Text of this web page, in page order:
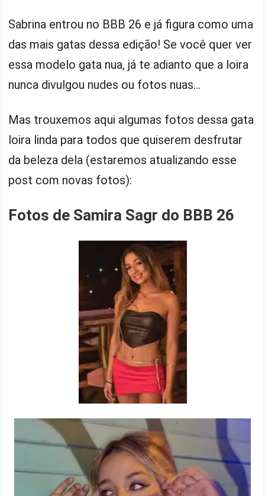
Sabrina entrou no BBB 26 e já figura como uma
das mais gatas dessa edição! Se você quer ver
essa modelo gata nua, já te adianto que a loira
nunca divulgou nudes ou fotos nuas…
Mas trouxemos aqui algumas fotos dessa gata
loira linda para todos que quiserem desfrutar
da beleza dela (estaremos atualizando esse
post com novas fotos):
Fotos de Samira Sagr do BBB 26